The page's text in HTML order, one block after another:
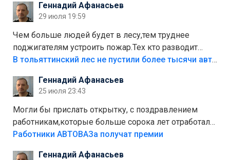
лежала в парке и испортилась.Да еще,видимо,часть
украли.
Геннадий Афанасьев
29 июля 19:59
Чем больше людей будет в лесу,тем труднее
поджигателям устроить пожар.Тех кто разводит
костры,тех надо безбожно штрафовать.Камер полно
Штрафы мизерные.
В тольяттинский лес не пустили более тысячи автомобилей
Геннадий Афанасьев
25 июля 23:43
Могли бы прислать открытку, с поздравлением
работникам,которые больше сорока лет отработали
на предприятии.
Работники АВТОВАЗа получат премии
Геннадий Афанасьев